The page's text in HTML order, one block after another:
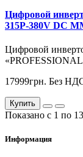
Цифровой
315Р-380V DC
Цифровой
17999грн. Без
Купить
Показано с 1 по
Информация